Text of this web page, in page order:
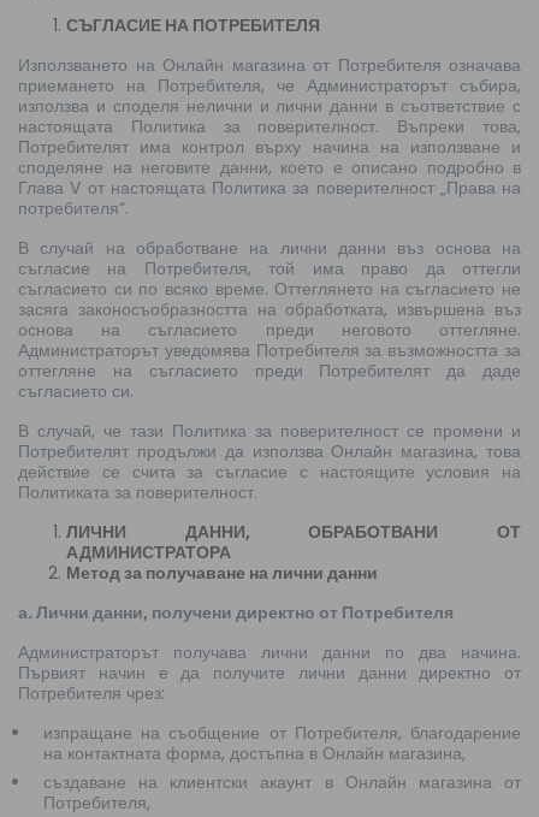
СЪГЛАСИЕ НА ПОТРЕБИТЕЛЯ
Използването на Онлайн магазина от Потребителя означава
приемането на Потребителя, че Администраторът събира,
използва и споделя нелични и лични данни в съответствие с
настоящата Политика за поверителност. Въпреки това,
Потребителят има контрол върху начина на използване и
споделяне на неговите данни, което е описано подробно в
Глава V от настоящата Политика за поверителност „Права на
потребителя“.
В случай на обработване на лични данни въз основа на
съгласие на Потребителя, той има право да оттегли
съгласието си по всяко време. Оттеглянето на съгласието не
засяга законосъобразността на обработката, извършена въз
основа на съгласието преди неговото оттегляне.
Администраторът уведомява Потребителя за възможността за
оттегляне на съгласието преди Потребителят да даде
съгласието си.
В случай, че тази Политика за поверителност се промени и
Потребителят продължи да използва Онлайн магазина, това
действие се счита за съгласие с настоящите условия на
Политиката за поверителност.
ЛИЧНИ ДАННИ, ОБРАБОТВАНИ ОТ
АДМИНИСТРАТОРА
Метод за получаване на лични данни
а. Лични данни, получени директно от Потребителя
Администраторът получава лични данни по два начина.
Първият начин е да получите лични данни директно от
Потребителя чрез:
изпращане на съобщение от Потребителя, благодарение
на контактната форма, достъпна в Онлайн магазина,
създаване на клиентски акаунт в Онлайн магазина от
Потребителя,